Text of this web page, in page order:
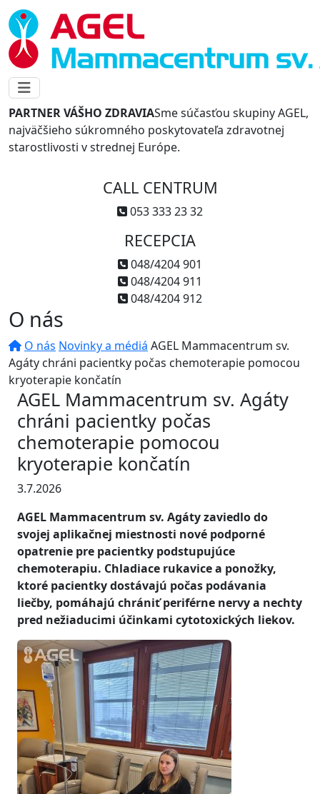
PARTNER VÁŠHO ZDRAVIASme súčasťou skupiny AGEL,
najväčšieho súkromného poskytovateľa zdravotnej
starostlivosti v strednej Európe.
CALL CENTRUM
053 333 23 32
RECEPCIA
048/4204 901
048/4204 911
048/4204 912
O nás
O nás Novinky a médiá AGEL Mammacentrum sv.
Agáty chráni pacientky počas chemoterapie pomocou
kryoterapie končatín
AGEL Mammacentrum sv. Agáty
chráni pacientky počas
chemoterapie pomocou
kryoterapie končatín
3.7.2026
AGEL Mammacentrum sv. Agáty zaviedlo do
svojej aplikačnej miestnosti nové podporné
opatrenie pre pacientky podstupujúce
chemoterapiu. Chladiace rukavice a ponožky,
ktoré pacientky dostávajú počas podávania
liečby, pomáhajú chrániť periférne nervy a nechty
pred nežiaducimi účinkami cytotoxických liekov.